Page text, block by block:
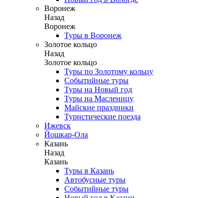
Воронеж
Назад
Воронеж
Туры в Воронеж
Золотое кольцо
Назад
Золотое кольцо
Туры по Золотому кольцу
Событийные туры
Туры на Новый год
Туры на Масленицу
Майские праздники
Туристические поезда
Ижевск
Йошкар-Ола
Казань
Назад
Казань
Туры в Казань
Автобусные туры
Событийные туры